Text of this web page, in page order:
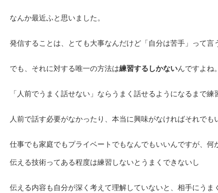
なんか最近ふと思いました。
発信することは、とても大事なんだけど「自分は苦手」って言
でも、それに対する唯一の方法は練習するしかないんですよね
「人前でうまく話せない」ならうまく話せるようになるまで練
人前で話す必要がなかったり、本当に興味がなければそれでも
仕事でも家庭でもプライベートでもなんでもいいんですが、何
伝える技術ってある程度は練習しないとうまくできないし
伝える内容も自分が深く考えて理解していないと、相手にうま